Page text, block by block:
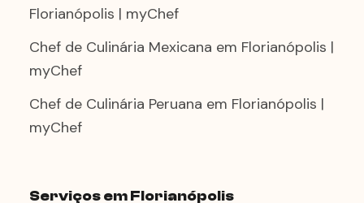
Florianópolis | myChef
Chef de Culinária Mexicana em Florianópolis |
myChef
Chef de Culinária Peruana em Florianópolis |
myChef
Serviços em Florianópolis